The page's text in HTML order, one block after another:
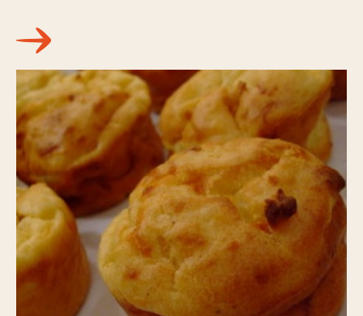
Nos actus pimentées
Pour aller plus loin
POINTS DE VENTE